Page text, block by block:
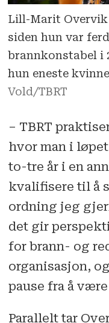
Lill-Marit
siden hun var
brannkonstabel i
hun eneste
Vold/TBRT
– TBRT
hvor man i
to-tre år i en
kvalifisere til å
ordning jeg
det gir
for brann- og
organisasjon,
pause fra å
Parallelt tar